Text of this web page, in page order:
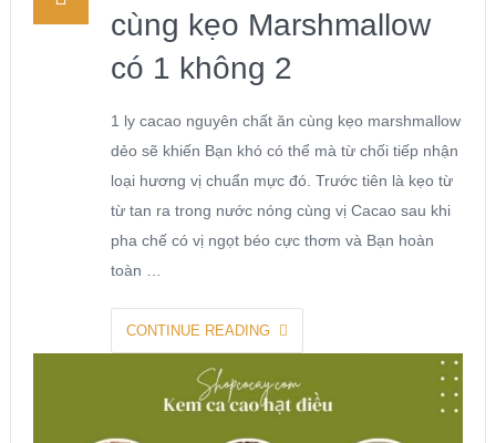
cùng kẹo Marshmallow
có 1 không 2
1 ly cacao nguyên chất ăn cùng kẹo marshmallow
dẻo sẽ khiến Bạn khó có thể mà từ chối tiếp nhận
loại hương vị chuẩn mực đó. Trước tiên là kẹo từ
từ tan ra trong nước nóng cùng vị Cacao sau khi
pha chế có vị ngọt béo cực thơm và Bạn hoàn
toàn …
CONTINUE READING